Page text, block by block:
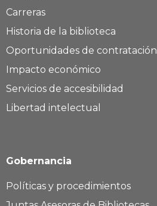
Carreras
Historia de la biblioteca
Oportunidades de contratación
Impacto económico
Servicios de accesibilidad
Libertad intelectual
Gobernancia
Políticas y procedimientos